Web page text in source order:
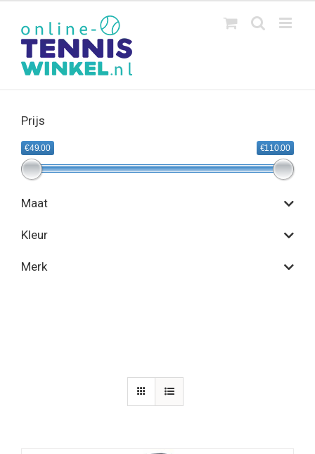
inhoud
Prijs
€49.00 €110.00
Maat
Kleur
Merk